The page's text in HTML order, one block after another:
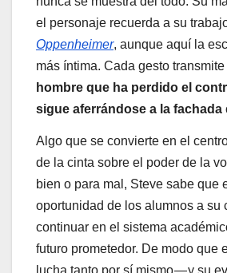
el personaje recuerda a su
Oppenheimer, aunque aquí la
más íntima. Cada gesto transmite
hombre que ha perdido el
sigue aferrándose a la fachada
Algo que se convierte en el
de la cinta sobre el poder de la
bien o para mal, Steve sabe que
oportunidad de los alumnos a su
continuar en el sistema
futuro prometedor. De modo que